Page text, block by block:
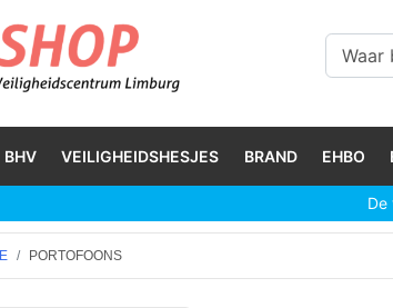
BHV VEILIGHEIDSHESJES BRAND EHBO
De
PORTOFOONS